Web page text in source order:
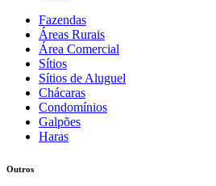
Fazendas
Áreas Rurais
Área Comercial
Sítios
Sítios de Aluguel
Chácaras
Condomínios
Galpões
Haras
Outros